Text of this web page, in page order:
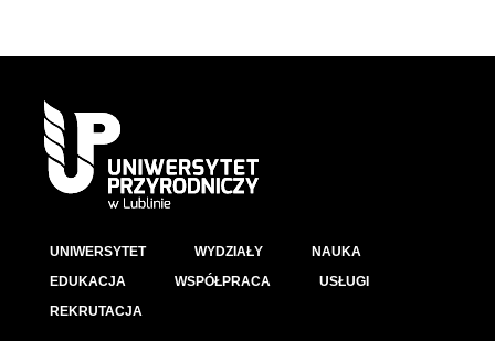
UNIWERSYTET WYDZIAŁY
NAUKA
EDUKACJA
WSPÓŁPRACA
USŁUGI
REKRUTACJA